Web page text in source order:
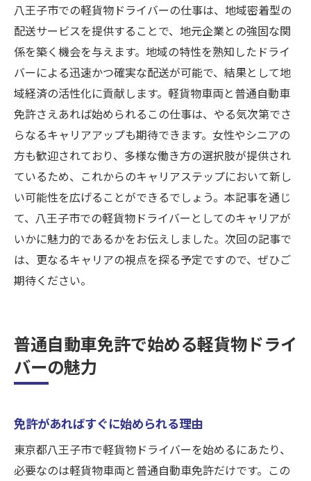
八王子市での軽貨物ドライバーの仕事は、地域密着型の
配送サービスを提供することで、地元企業との強固な関
係を築く機会を与えます。地域の特性を熟知したドライ
バーによる迅速かつ確実な配送が可能で、結果として地
域経済の活性化に貢献します。軽貨物車両と普通自動車
免許さえあれば始められるこの仕事は、やる気次第でさ
らなるキャリアアップも期待できます。女性やシニアの
方も歓迎されており、多様な働き方の選択肢が提供され
ているため、これからのキャリアステップにおいて新し
い可能性を広げることができるでしょう。本記事を通じ
て、八王子市での軽貨物ドライバーとしてのキャリアが
いかに魅力的であるかをお伝えしました。次回の記事で
は、更なるキャリアの視点を探る予定ですので、ぜひご
期待ください。
普通自動車免許で始める軽貨物ドライ
バーの魅力
免許があればすぐに始められる理由
東京都八王子市で軽貨物ドライバーを始めるにあたり、
必要なのは軽貨物車両と普通自動車免許だけです。この